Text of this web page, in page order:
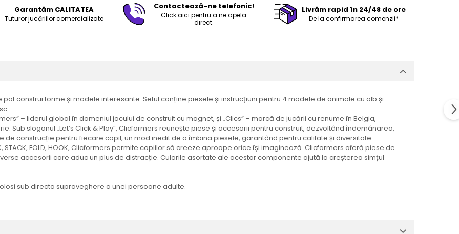
Garantăm CALITATEA
Tuturor jucăriilor comercializate
Contactează-ne telefonic!
Click aici pentru a ne apela
direct.
Livrăm rapid în 24/48 de ore
De la confirmarea comenzii*
construi forme și modele interesante. Setul conține piesele și instrucțiuni pentru 4 modele de animale cu alb și
– liderul global în domeniul jocului de construit cu magnet, și „Clics” – marcă de jucării cu renume în Belgia,
Sub sloganul „Let’s Click & Play”, Clicformers reunește piese și accesorii pentru construit, dezvoltând îndemânarea,
construcție pentru fiecare copil, un mod inedit de a îmbina piesele, garantând pentru calitate și diversitate.
FOLD, HOOK, Clicformers permite copiilor să creeze aproape orice își imaginează. Clicformers oferă piese de
accesorii care aduc un plus de distracție. Culorile asortate ale acestor componente ajută la creșterea simțul
sub directa supraveghere a unei persoane adulte.